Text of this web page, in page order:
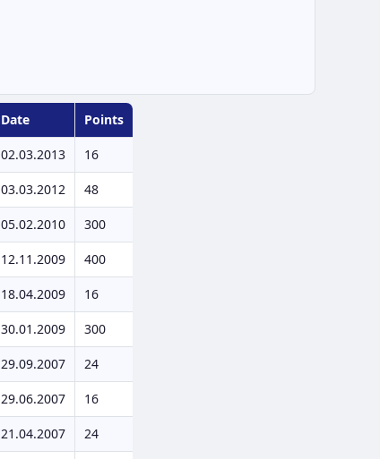
Date Points
02.03.2013 16
03.03.2012 48
05.02.2010 300
12.11.2009 400
18.04.2009 16
30.01.2009 300
29.09.2007 24
29.06.2007 16
21.04.2007 24